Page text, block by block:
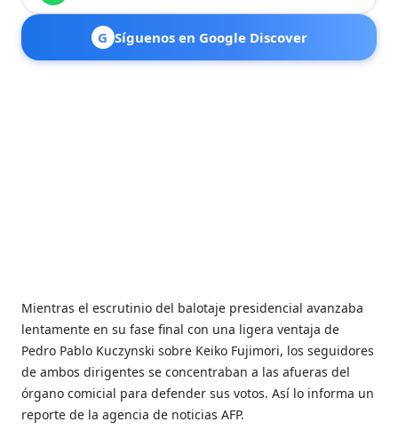
G Síguenos en Google Discover
Mientras el escrutinio del balotaje presidencial avanzaba
lentamente en su fase final con una ligera ventaja de
Pedro Pablo Kuczynski sobre Keiko Fujimori, los seguidores
de ambos dirigentes se concentraban a las afueras del
órgano comicial para defender sus votos. Así lo informa un
reporte de la agencia de noticias AFP.